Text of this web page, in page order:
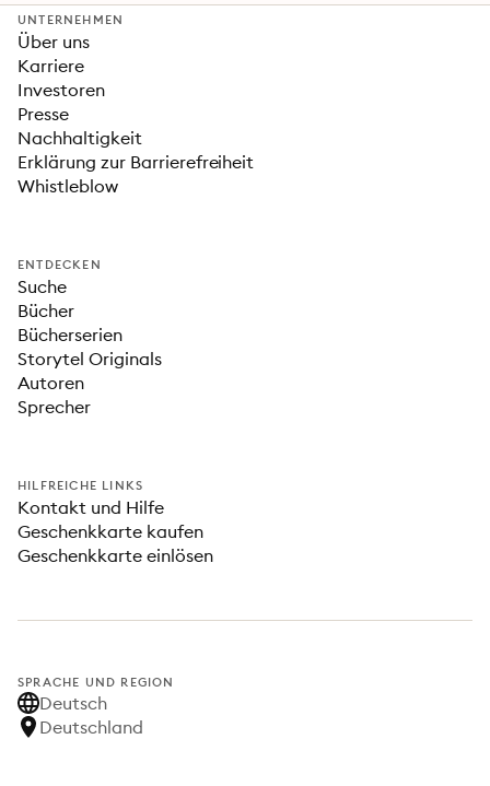
UNTERNEHMEN
Über uns
Karriere
Investoren
Presse
Nachhaltigkeit
Erklärung zur Barrierefreiheit
Whistleblow
ENTDECKEN
Suche
Bücher
Bücherserien
Storytel Originals
Autoren
Sprecher
HILFREICHE LINKS
Kontakt und Hilfe
Geschenkkarte kaufen
Geschenkkarte einlösen
SPRACHE UND REGION
Deutsch
Deutschland